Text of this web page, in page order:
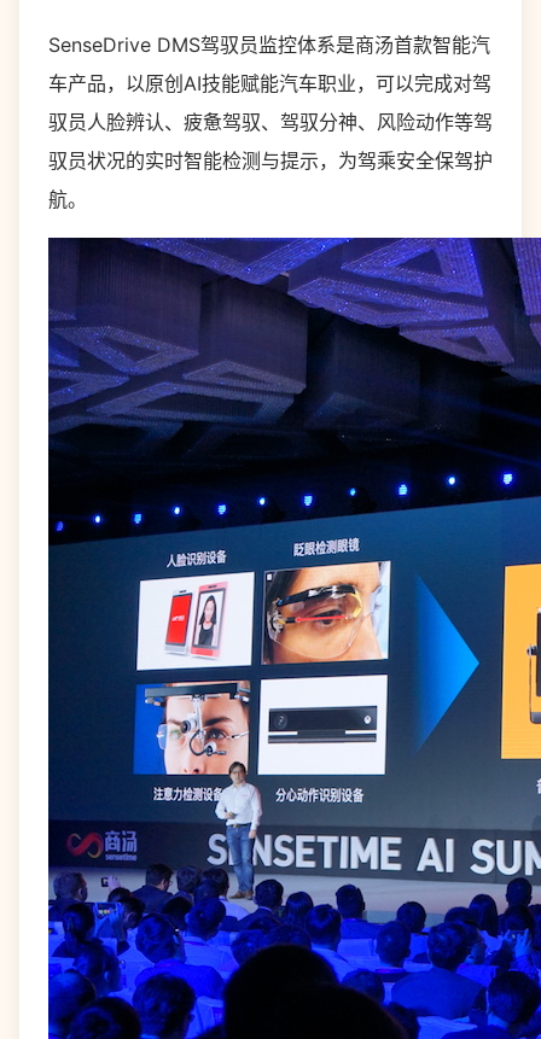
SenseDrive DMS驾驭员监控体系是商汤首款智能汽
车产品，以原创AI技能赋能汽车职业，可以完成对驾
驭员人脸辨认、疲惫驾驭、驾驭分神、风险动作等驾
驭员状况的实时智能检测与提示，为驾乘安全保驾护
航。